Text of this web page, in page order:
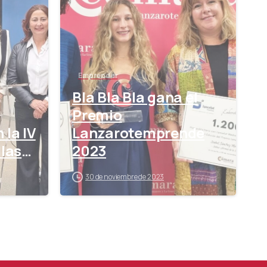
la IV
Emprender
Bla Bla Bla gana el
Premio
Lanzarotemprende
2023
30 de noviembre de 2023